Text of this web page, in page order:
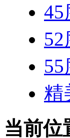
45
精
当前位